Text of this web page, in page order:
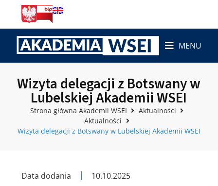
MENU
Wizyta delegacji z Botswany w
Lubelskiej Akademii WSEI
Strona główna Akademii WSEI
Aktualności
Aktualności
Wizyta delegacji z Botswany w Lubelskiej Akademii WSEI
Data dodania
10.10.2025